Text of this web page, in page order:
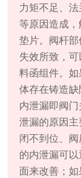
力矩不足、
等原因造成
垫片。阀杆
失效所致，
料函组件。
体存在铸造缺
内泄漏即阀
泄漏的原因
闭不到位、
的内泄漏可
面来改善；